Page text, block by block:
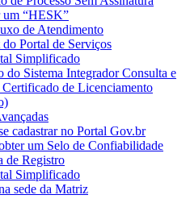
“HESK”
de Atendimento
Portal de Serviços
Simplificado
do Sistema Integrador Consulta e
Certificado de Licenciamento
cadastrar no Portal Gov.br
um Selo de Confiabilidade
de Registro
Simplificado
sede da Matriz